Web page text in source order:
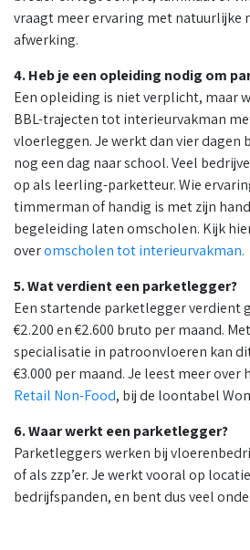
vraagt meer ervaring met natuurlijke
afwerking.
4. Heb je een opleiding nodig om
Een opleiding is niet verplicht, maar
BBL-trajecten tot interieurvakman
vloerleggen. Je werkt dan vier dagen
nog een dag naar school. Veel
op als leerling-parketteur. Wie
timmerman of handig is met zijn
begeleiding laten omscholen. Kijk
overomscholen tot interieurvakman.
5. Wat verdient een parketlegger?
Een startende parketlegger verdient
€2.200 en €2.600 bruto per maand.
specialisatie in patroonvloeren kan
€3.000 per maand. Je leest meer over
Retail Non-Food, bij de loontabel
6. Waar werkt een parketlegger?
Parketleggers werken bij
of als zzp’er. Je werkt vooral op
bedrijfspanden, en bent dus veel